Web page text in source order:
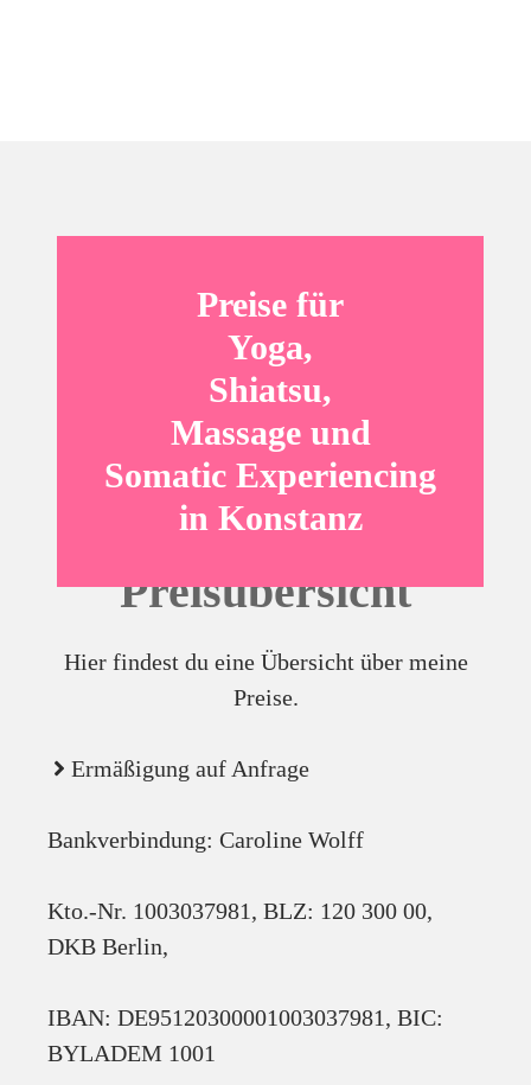
Preisübersicht
Hier findest du eine Übersicht über meine
Preise.
Ermäßigung auf Anfrage
Bankverbindung: Caroline Wolff
Kto.-Nr. 1003037981, BLZ: 120 300 00,
DKB Berlin,
IBAN: DE95120300001003037981, BIC:
BYLADEM 1001
Preise für
Yoga,
Shiatsu,
Massage und
Somatic Experiencing
in Konstanz